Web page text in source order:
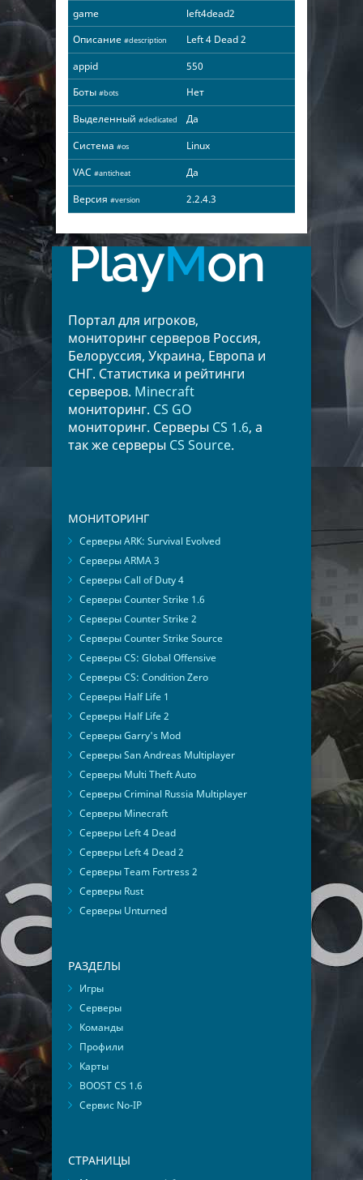
game
left4dead2
Описание #description
Left 4 Dead 2
appid
550
Боты #bots
Нет
Выделенный #dedicated
Да
Система #os
Linux
VAC #anticheat
Да
Версия #version 2.2.4.3
PlayMon
Портал для игроков,
мониторинг серверов Россия,
Белоруссия, Украина, Европа и
СНГ. Статистика и рейтинги
серверов. Minecraft
мониторинг. CS GO
мониторинг. Серверы CS 1.6, а
так же серверы CS Source.
МОНИТОРИНГ
Серверы ARK: Survival Evolved
Серверы ARMA 3
Серверы Call of Duty 4
Серверы Counter Strike 1.6
Серверы Counter Strike 2
Серверы Counter Strike Source
Серверы CS: Global Offensive
Серверы CS: Condition Zero
Серверы Half Life 1
Серверы Half Life 2
Серверы Garry's Mod
Серверы San Andreas Multiplayer
Серверы Multi Theft Auto
Серверы Criminal Russia Multiplayer
Серверы Minecraft
Серверы Left 4 Dead
Серверы Left 4 Dead 2
Серверы Team Fortress 2
Серверы Rust
Серверы Unturned
РАЗДЕЛЫ
Игры
Серверы
Команды
Профили
Карты
BOOST CS 1.6
Сервис No-IP
СТРАНИЦЫ